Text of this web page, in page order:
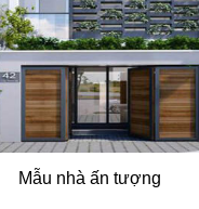
Mẫu nhà ấn tượng